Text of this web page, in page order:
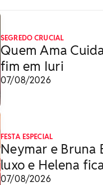
SEGREDO CRUCIAL
Quem Ama
fim em Iuri
07/08/2026
FESTA ESPECIAL
Neymar e Bruna
luxo e Helena
07/08/2026